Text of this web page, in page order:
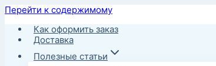
Перейти к содержимому
Как оформить заказ
Доставка
Полезные статьи